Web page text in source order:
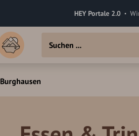
HEY Portale 2.0
Burghausen